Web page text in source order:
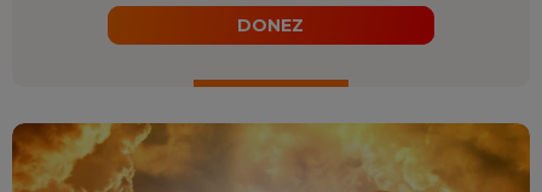
DONEZ